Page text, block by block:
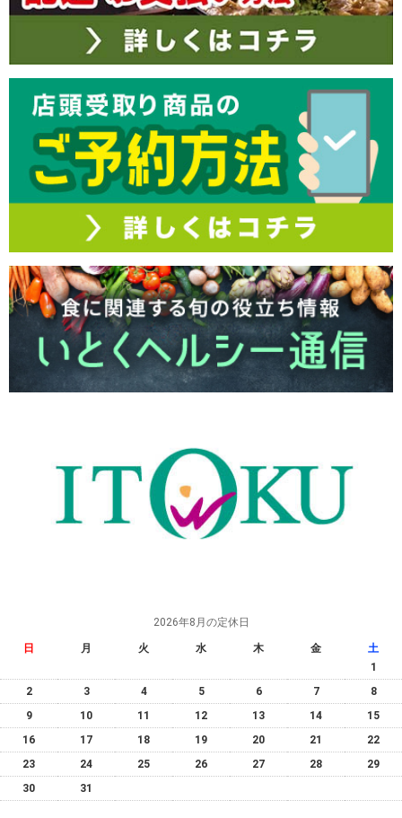
2026年8月の定休日
日 月 火 水 木 金
土
1
2
3 4 5 6 7
8
9
10 11 12 13 14
15
16
17 18 19 20 21
22
23
24 25 26 27 28
29
30
31